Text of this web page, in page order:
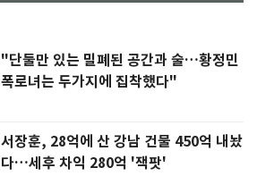
"단둘만 있는 밀폐된 공간과 술…황정민
폭로녀는 두가지에 집착했다"
서장훈, 28억에 산 강남 건물 450억 내놨
다…세후 차익 280억 '잭팟'